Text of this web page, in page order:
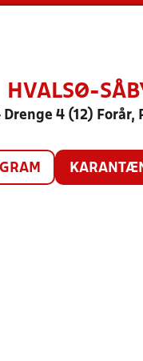
HVALSØ-
Drenge 4 (12) Forår,